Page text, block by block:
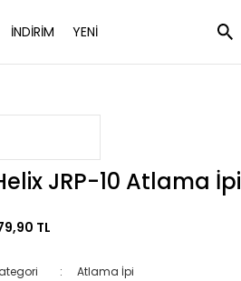
İNDİRİM YENİ
JRP-10 Atlama İpi
TL
Atlama İpi